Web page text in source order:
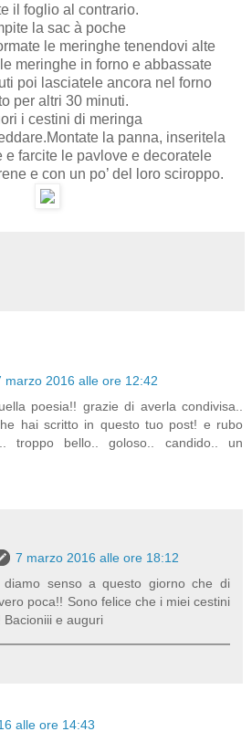
il foglio al contrario.
la sac à poche
le meringhe tenendovi alte
meringhe in forno e abbassate
poi lasciatele ancora nel forno
per altri 30 minuti.
i cestini di meringa
la panna, inseritela
e farcite le pavlove e decoratele
e con un po’ del loro sciroppo.
marzo 2016 alle ore 12:42
poesia!! grazie di averla condivisa..
hai scritto in questo tuo post! e rubo
troppo bello.. goloso.. candido.. un
7 marzo 2016 alle ore 18:12
diamo senso a questo giorno che di
poca!! Sono felice che i miei cestini
Bacioniii e auguri
alle ore 14:43